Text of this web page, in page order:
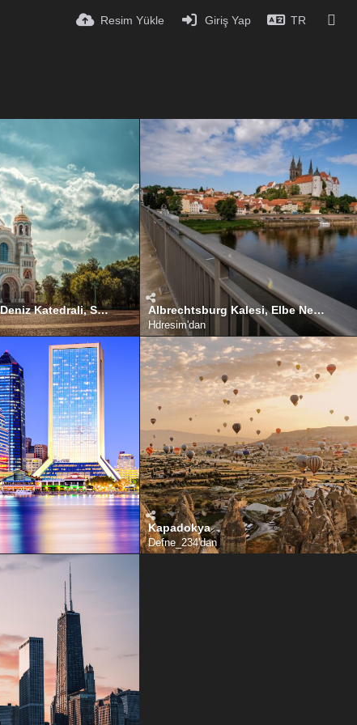
Resim Yükle Giriş Yap TR
St. Nicholas Deniz Katedrali, St. Petersburg (Saint Petersburg), Rusya Albrechtsburg Kalesi, Elbe Nehri, Meissen, Dresden, Almanya
Hdresim'dan
Kapadokya
Defne_234'dan